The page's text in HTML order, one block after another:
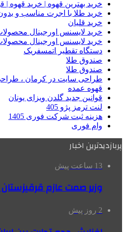
خرید بهترین قهوه | خرید قهوه |
خرید طلا با اجرت مناسب و
خرید قلیان
خرید لایسنس اورجینال
خرید لایسنس اورجینال
دستگاه تقطیر اتمسفریک
صندوق طلا
صندوق طلا
طراحی سایت در کرمان ،
قهوه عمده
قوانین جدید گلدن ویزای یونان
لنت ترمز پژو 405
هزینه ثبت شرکت فوری 1405
وام فوری
پربازدیدترین اخبار
13 ساعت پیش
وزیر صمت عازم
2 روز پیش